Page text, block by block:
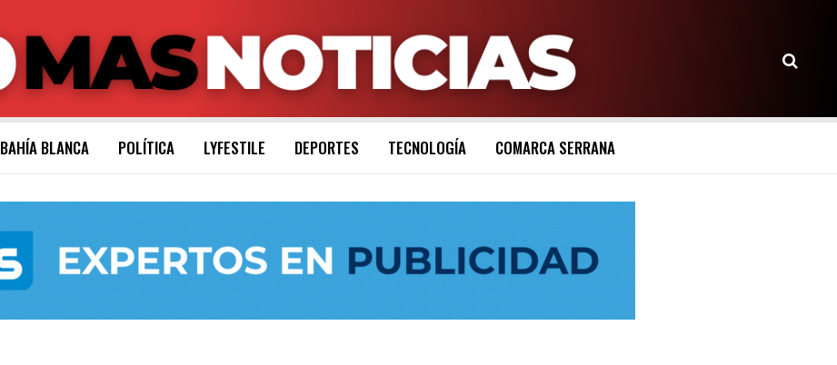
BAHÍA BLANCA POLÍTICA LYFESTILE DEPORTES TECNOLOGÍA COMARCA SERRANA